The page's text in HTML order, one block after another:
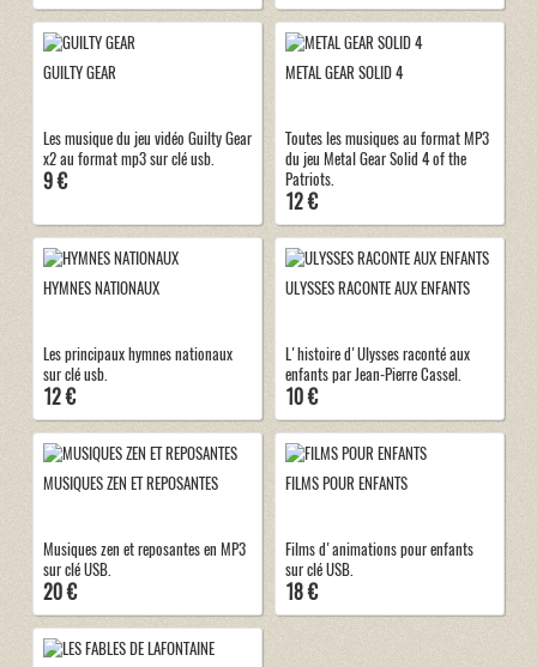
GUILTY GEAR
Les musique du jeu vidéo Guilty Gear
x2 au format mp3 sur clé usb.
9 €
METAL GEAR SOLID 4
Toutes les musiques au format MP3
du jeu Metal Gear Solid 4 of the
Patriots.
12 €
HYMNES NATIONAUX
Les principaux hymnes nationaux
sur clé usb.
12 €
ULYSSES RACONTE AUX ENFANTS
L'histoire d'Ulysses raconté aux
enfants par Jean-Pierre Cassel.
10 €
MUSIQUES ZEN ET REPOSANTES
Musiques zen et reposantes en MP3
sur clé USB.
20 €
FILMS POUR ENFANTS
Films d'animations pour enfants
sur clé USB.
18 €